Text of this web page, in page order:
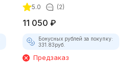
5.0 (2)
11 050 ₽
Бонусных рублей за покупку:
331.83руб.
Предзаказ